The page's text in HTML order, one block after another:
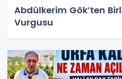
Abdülkerim Gök’ten
Vurgusu